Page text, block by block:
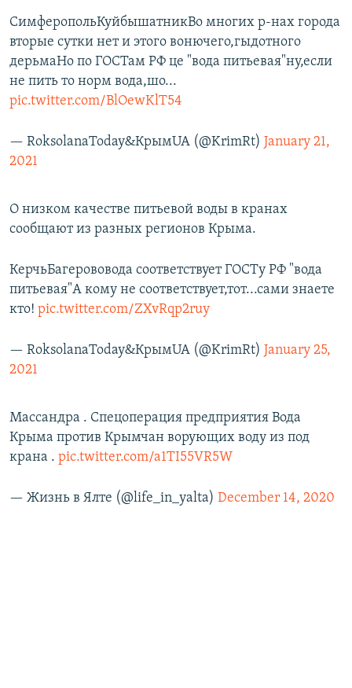
СимферопольКуйбышатникВо многих р-нах города
вторые сутки нет и этого вонючего,гыдотного
дерьмаНо по ГОСТам РФ це "вода питьевая"ну,если
не пить то норм вода,шо...
pic.twitter.com/BlOewKlT54
— RoksolanaToday&КрымUA (@KrimRt) January 21,
2021
О низком качестве питьевой воды в кранах
сообщают из разных регионов Крыма.
КерчьБагерововода соответствует ГОСТу РФ "вода
питьевая"А кому не соответствует,тот...сами знаете
кто! pic.twitter.com/ZXvRqp2ruy
— RoksolanaToday&КрымUA (@KrimRt) January 25,
2021
Массандра . Спецоперация предприятия Вода
Крыма против Крымчан ворующих воду из под
крана . pic.twitter.com/a1TI55VR5W
— Жизнь в Ялте (@life_in_yalta) December 14, 2020